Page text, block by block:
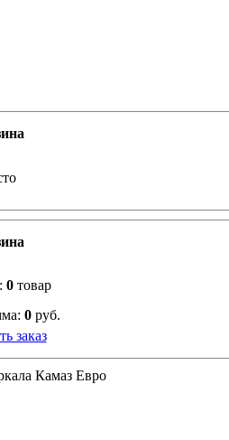
0 товар
0 руб.
заказ
Камаз Евро